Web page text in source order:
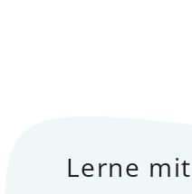
Lerne